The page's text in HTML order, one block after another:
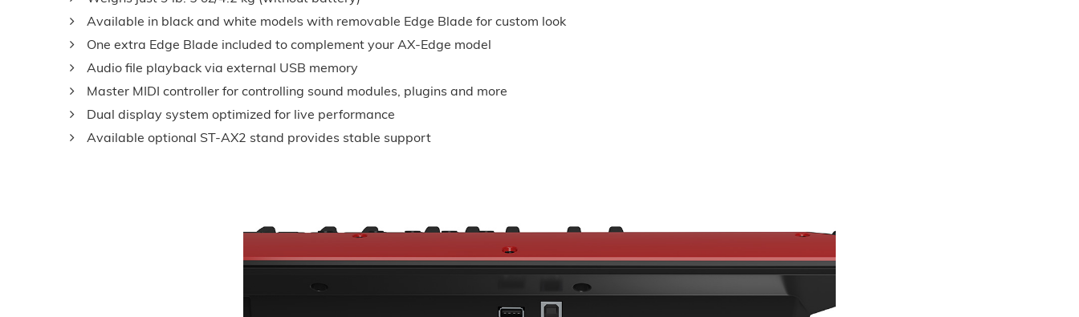
Available in black and white models with removable Edge Blade for custom look
One extra Edge Blade included to complement your AX-Edge model
Audio file playback via external USB memory
Master MIDI controller for controlling sound modules, plugins and more
Dual display system optimized for live performance
Available optional ST-AX2 stand provides stable support